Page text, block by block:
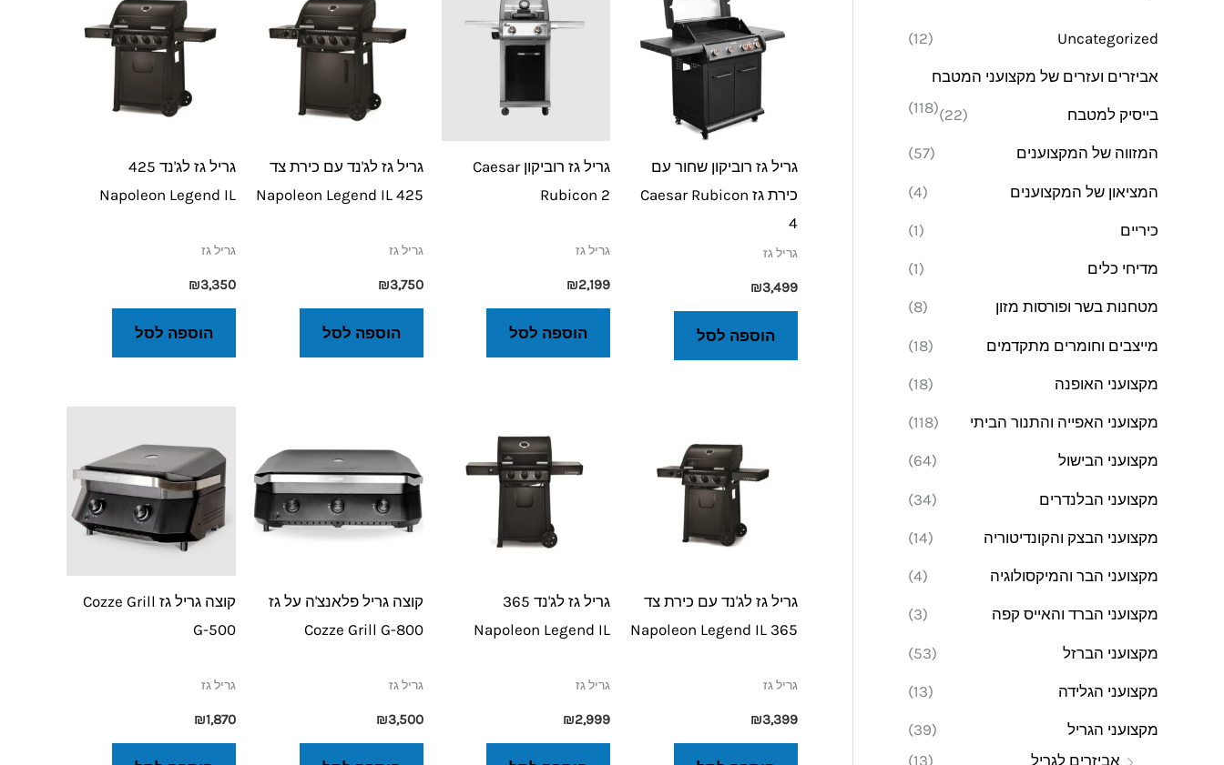
Uncategorized
(12)
אביזרים ועזרים של מקצועני המטבח
(118)
בייסיק למטבח (22)
המזווה של המקצוענים (57)
המציאון של המקצוענים (4)
כיריים (1)
מדיחי כלים (1)
מטחנות בשר ופורסות מזון (8)
מייצבים וחומרים מתקדמים (18)
מקצועני האופנה (18)
מקצועני האפייה והתנור הביתי (118)
מקצועני הבישול (64)
מקצועני הבלנדרים (34)
מקצועני הבצק והקונדיטוריה (14)
מקצועני הבר והמיקסולוגיה (4)
מקצועני הברד והאייס קפה (3)
מקצועני הברזל (53)
מקצועני הגלידה (13)
מקצועני הגריל
(39)
אביזרים לגריל
(13)
גריל גז רוביקון שחור עם
כירת גז Caesar Rubicon
4
גריל גז
₪3,499
הוספה לסל
גריל גז רוביקון Caesar
Rubicon 2
גריל גז
₪2,199
הוספה לסל
גריל גז לג'נד עם כירת צד
425 Napoleon Legend IL
גריל גז
₪3,750
הוספה לסל
גריל גז לג'נד 425
Napoleon Legend IL
גריל גז
₪3,350
הוספה לסל
גריל גז לג'נד עם כירת צד
365 Napoleon Legend IL
גריל גז
₪3,399
גריל גז לג'נד 365
Napoleon Legend IL
גריל גז
₪2,999
קוצה גריל פלאנצ'ה על גז
Cozze Grill G-800
גריל גז
₪3,500
קוצה גריל גז Cozze Grill
G-500
גריל גז
₪1,870